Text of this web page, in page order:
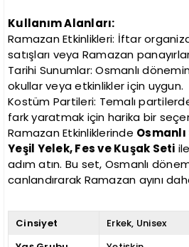
Kullanım Alanları:
Ramazan Etkinlikleri: İftar
satışları veya Ramazan
Tarihi Sunumlar: Osmanlı
okullar veya etkinlikler için uygun.
Kostüm Partileri: Temalı
fark yaratmak için harika bir
Ramazan Etkinliklerinde Osmanlı
Yeşil Yelek, Fes ve Kuşak Seti
adım atın. Bu set, Osmanlı
canlandırarak Ramazan ayını
Cinsiyet Erkek Unisex